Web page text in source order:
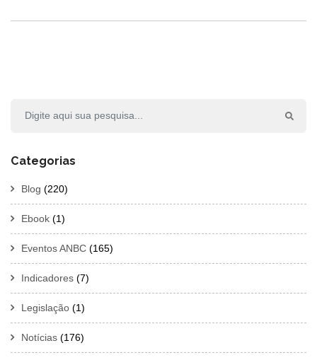
Categorias
Blog (220)
Ebook (1)
Eventos ANBC (165)
Indicadores (7)
Legislação (1)
Notícias (176)